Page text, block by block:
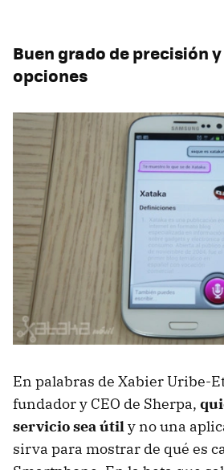
Buen grado de precisión
opciones
En palabras de Xabier Uribe-
fundador y CEO de Sherpa,
servicio sea útily no una
sirva para mostrar de qué es